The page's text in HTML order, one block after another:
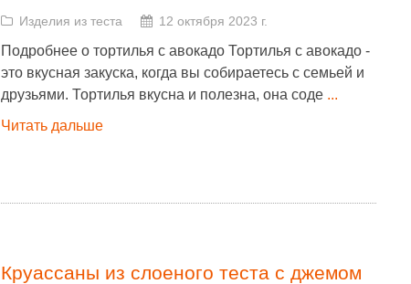
Изделия из теста 12 октября 2023 г.
Подробнее о тортилья с авокадо Тортилья с авокадо -
это вкусная закуска, когда вы собираетесь с семьей и
друзьями. Тортилья вкусна и полезна, она соде ...
Читать дальше
Круассаны из слоеного теста с джемом